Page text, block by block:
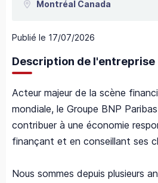
Montréal Canada
Publié le 17/07/2026
Description de l'entreprise
Acteur majeur de la scène
mondiale, le Groupe BNP
contribuer à une économie
finançant et en conseillant ses
Nous sommes depuis plusieurs